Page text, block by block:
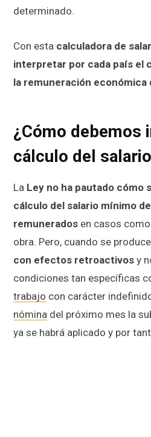
determinado.
Con esta calculadora de
interpretar por cada país el
la remuneración económica
¿Cómo debemos
cálculo del
La Ley no ha pautado cómo
cálculo del salario mínimo
remunerados en casos
obra. Pero, cuando se
con efectos retroactivos y
condiciones tan específicas
trabajo con carácter
nómina del próximo mes la
ya se habrá aplicado y por